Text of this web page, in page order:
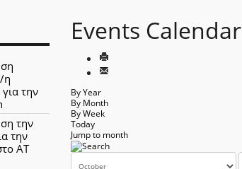
Events Calendar
By Year
By Month
By Week
Today
Jump to month
η
την
την
την
ΑΤ